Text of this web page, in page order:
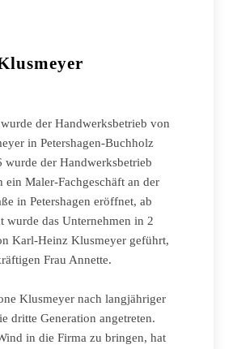
der Handwerksbetrieb von
in Petershagen-Buchholz
wurde der Handwerksbetrieb
ein Maler-Fachgeschäft an der
in Petershagen eröffnet, ab
wurde das Unternehmen in 2
Karl-Heinz Klusmeyer geführt,
Frau Annette.
Klusmeyer nach langjähriger
dritte Generation angetreten.
in die Firma zu bringen, hat